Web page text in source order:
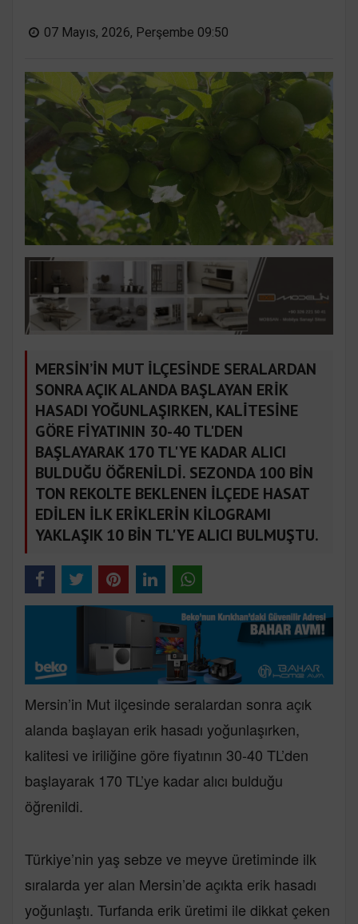
07 Mayıs, 2026, Perşembe 09:50
MERSİN’İN MUT İLÇESİNDE SERALARDAN
SONRA AÇIK ALANDA BAŞLAYAN ERİK
HASADI YOĞUNLAŞIRKEN, KALİTESİNE
GÖRE FİYATININ 30-40 TL'DEN
BAŞLAYARAK 170 TL'YE KADAR ALICI
BULDUĞU ÖĞRENİLDİ. SEZONDA 100 BİN
TON REKOLTE BEKLENEN İLÇEDE HASAT
EDİLEN İLK ERİKLERİN KİLOGRAMI
YAKLAŞIK 10 BİN TL'YE ALICI BULMUŞTU.
Mersin’in Mut ilçesinde seralardan sonra açık
alanda başlayan erik hasadı yoğunlaşırken,
kalitesi ve iriliğine göre fiyatının 30-40 TL’den
başlayarak 170 TL’ye kadar alıcı bulduğu
öğrenildi.
Türkiye’nin yaş sebze ve meyve üretiminde ilk
sıralarda yer alan Mersin’de açıkta erik hasadı
yoğunlaştı. Turfanda erik üretimi ile dikkat çeken